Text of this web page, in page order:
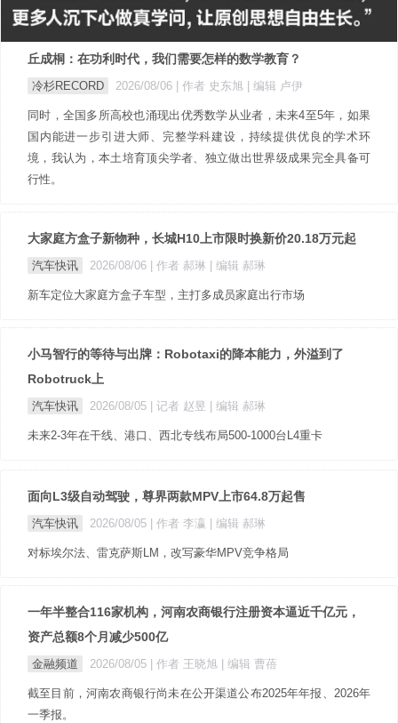
丘成桐：在功利时代，我们需要怎样的数学教育？
冷杉RECORD 2026/08/06 | 作者 史东旭 | 编辑 卢伊
同时，全国多所高校也涌现出优秀数学从业者，未来4至5年，如果
国内能进一步引进大师、完整学科建设，持续提供优良的学术环
境，我认为，本土培育顶尖学者、独立做出世界级成果完全具备可
行性。
大家庭方盒子新物种，长城H10上市限时换新价20.18万元起
汽车快讯 2026/08/06 | 作者 郝琳 | 编辑 郝琳
新车定位大家庭方盒子车型，主打多成员家庭出行市场
小马智行的等待与出牌：Robotaxi的降本能力，外溢到了
Robotruck上
汽车快讯 2026/08/05 | 记者 赵昱 | 编辑 郝琳
未来2-3年在干线、港口、西北专线布局500-1000台L4重卡
面向L3级自动驾驶，尊界两款MPV上市64.8万起售
汽车快讯 2026/08/05 | 作者 李瀛 | 编辑 郝琳
对标埃尔法、雷克萨斯LM，改写豪华MPV竞争格局
一年半整合116家机构，河南农商银行注册资本逼近千亿元，
资产总额8个月减少500亿
金融频道 2026/08/05 | 作者 王晓旭 | 编辑 曹蓓
截至目前，河南农商银行尚未在公开渠道公布2025年年报、2026年
一季报。